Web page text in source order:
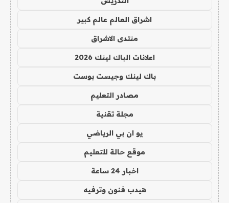
اشراق العالم عالم كبير
منتدى الاشراق
اعلانات الباك لينك 2026
باك لينك وجيست بوست
مصادر التعليم
مجلة تقنية
يو ان بي الرياضي
موقع حالة للتعليم
اخبار 24 ساعة
هيدب فنون وترفيه